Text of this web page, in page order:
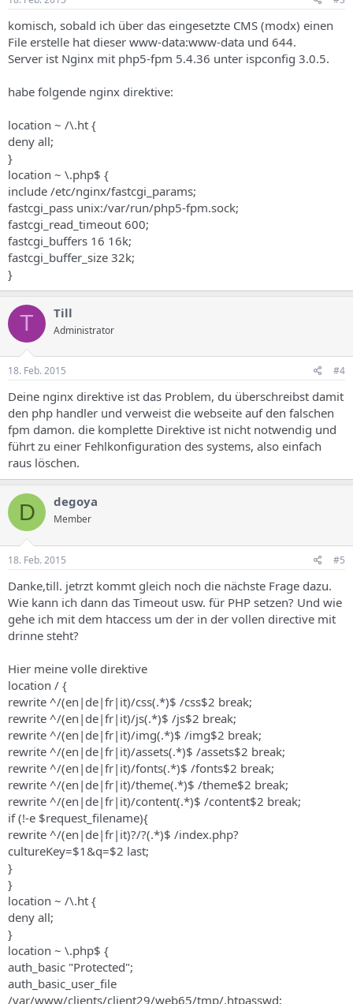
komisch, sobald ich über das eingesetzte CMS (modx) einen
File erstelle hat dieser www-data:www-data und 644.
Server ist Nginx mit php5-fpm 5.4.36 unter ispconfig 3.0.5.
habe folgende nginx direktive:
location ~ /\.ht {
deny all;
}
location ~ \.php$ {
include /etc/nginx/fastcgi_params;
fastcgi_pass unix:/var/run/php5-fpm.sock;
fastcgi_read_timeout 600;
fastcgi_buffers 16 16k;
fastcgi_buffer_size 32k;
}
T Till
Administrator
18. Feb. 2015 #4
Deine nginx direktive ist das Problem, du überschreibst damit
den php handler und verweist die webseite auf den falschen
fpm damon. die komplette Direktive ist nicht notwendig und
führt zu einer Fehlkonfiguration des systems, also einfach
raus löschen.
D degoya
Member
18. Feb. 2015 #5
Danke,till. jetrzt kommt gleich noch die nächste Frage dazu.
Wie kann ich dann das Timeout usw. für PHP setzen? Und wie
gehe ich mit dem htaccess um der in der vollen directive mit
drinne steht?
Hier meine volle direktive
location / {
rewrite ^/(en|de|fr|it)/css(.*)$ /css$2 break;
rewrite ^/(en|de|fr|it)/js(.*)$ /js$2 break;
rewrite ^/(en|de|fr|it)/img(.*)$ /img$2 break;
rewrite ^/(en|de|fr|it)/assets(.*)$ /assets$2 break;
rewrite ^/(en|de|fr|it)/fonts(.*)$ /fonts$2 break;
rewrite ^/(en|de|fr|it)/theme(.*)$ /theme$2 break;
rewrite ^/(en|de|fr|it)/content(.*)$ /content$2 break;
if (!-e $request_filename){
rewrite ^/(en|de|fr|it)?/?(.*)$ /index.php?
cultureKey=$1&q=$2 last;
}
}
location ~ /\.ht {
deny all;
}
location ~ \.php$ {
auth_basic "Protected";
auth_basic_user_file
/var/www/clients/client29/web65/tmp/.htpasswd;